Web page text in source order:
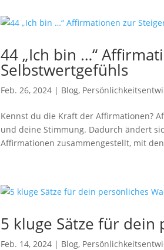
44 „Ich bin …“
Selbstwertgefühls
Feb. 26, 2024 | Blog,
Kennst du die Kraft der Affirmationen?
und deine Stimmung. Dadurch ändert
Affirmationen zusammengestellt, mit
5 kluge Sätze für dein
Feb. 14, 2024 | Blog,